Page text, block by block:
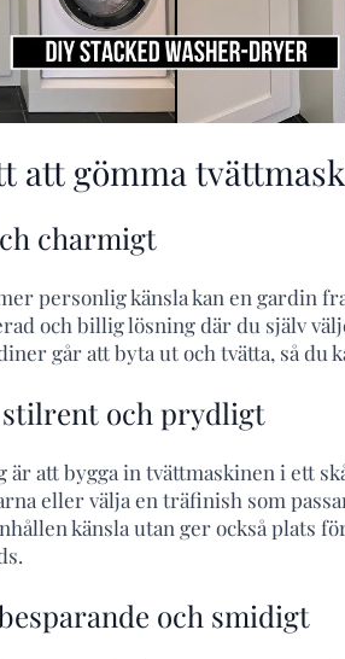
att gömma
charmigt
personlig känsla kan en gardin
och billig lösning där du själv
går att byta ut och tvätta, så du
stilrent och prydligt
är att bygga in tvättmaskinen i ett
eller välja en träfinish som
känsla utan ger också plats
och smidigt